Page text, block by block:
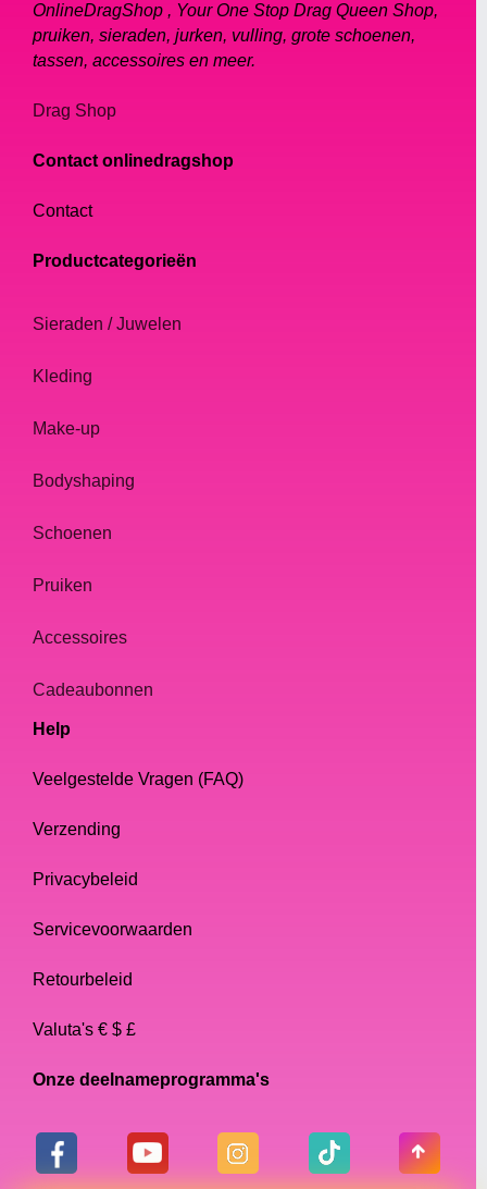
OnlineDragShop , Your One Stop Drag Queen Shop,
pruiken, sieraden, jurken, vulling, grote schoenen,
tassen, accessoires en meer.
Drag Shop
Contact onlinedragshop
Contact
Productcategorieën
Sieraden / Juwelen
Kleding
Make-up
Bodyshaping
Schoenen
Pruiken
Accessoires
Cadeaubonnen
Help
Veelgestelde Vragen (FAQ)
Verzending
Privacybeleid
Servicevoorwaarden
Retourbeleid
Valuta's € $ £
Onze deelnameprogramma's